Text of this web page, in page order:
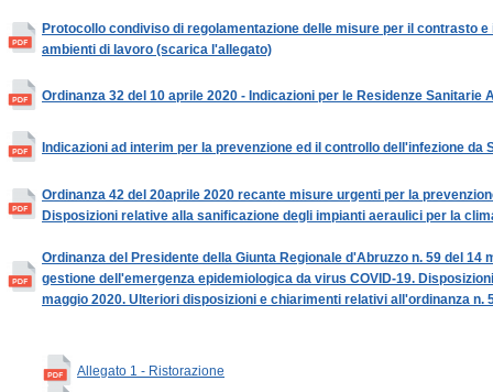
Protocollo condiviso di regolamentazione delle misure per il contrasto
ambienti di lavoro (scarica l'allegato)
Ordinanza 32 del 10 aprile 2020 - Indicazioni per le Residenze Sanitarie
Indicazioni ad interim per la prevenzione ed il controllo dell'infezione
Ordinanza 42 del 20aprile 2020 recante misure urgenti per la
Disposizioni relative alla sanificazione degli impianti aeraulici per la
Ordinanza del Presidente della Giunta Regionale d'Abruzzo n. 59 del
gestione dell'emergenza epidemiologica da virus COVID-19.
maggio 2020. Ulteriori disposizioni e chiarimenti relativi all'ordinanza n.
Allegato 1 - Ristorazione